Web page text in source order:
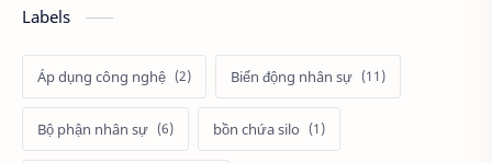
Labels
Áp dụng công nghệ Biến động nhân sự
Bộ phận nhân sự bồn chứa silo